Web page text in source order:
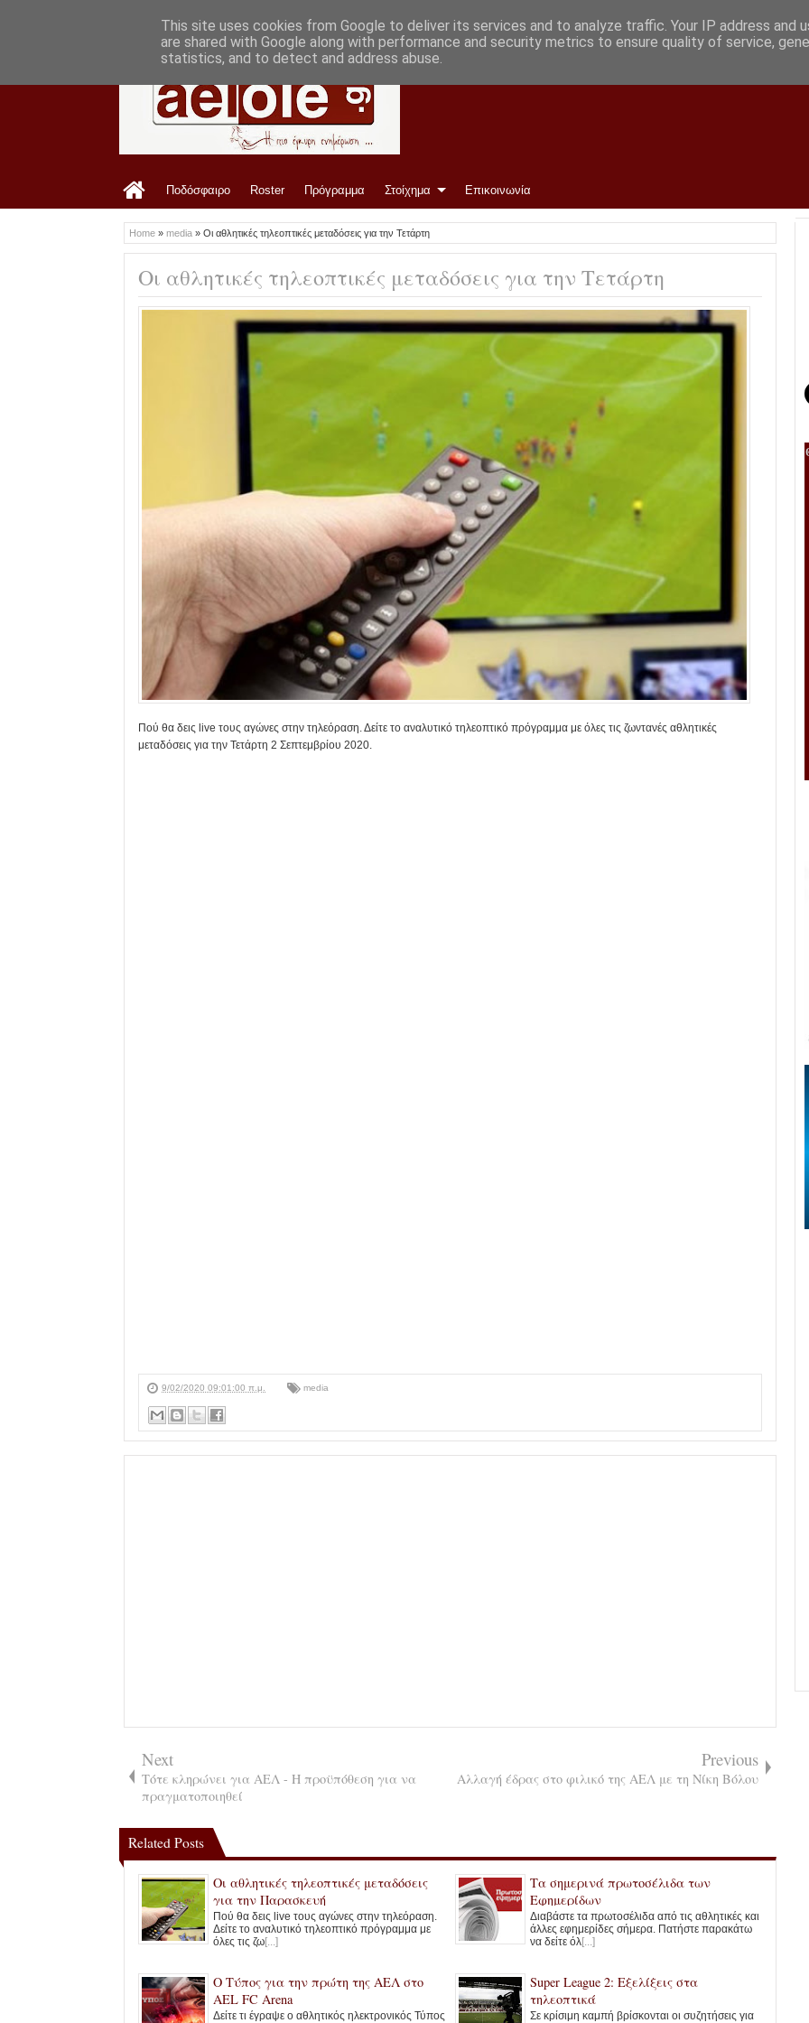
Ποδόσφαιρο Roster Πρόγραμμα Στοίχημα Επικοινωνία
Home » media » Οι αθλητικές τηλεοπτικές μεταδόσεις για την Τετάρτη
Οι αθλητικές τηλεοπτικές μεταδόσεις για την Τετάρτη
Πού θα δεις live τους αγώνες στην τηλεόραση. Δείτε το αναλυτικό τηλεοπτικό πρόγραμμα με όλες τις ζωντανές αθλητικές
μεταδόσεις για την Τετάρτη 2 Σεπτεμβρίου 2020.
9/02/2020 09:01:00 π.μ. media
Next
Τότε κληρώνει για ΑΕΛ - Η προϋπόθεση για να
πραγματοποιηθεί
Previous
Αλλαγή έδρας στο φιλικό της ΑΕΛ με τη Νίκη Βόλου
Related Posts
Οι αθλητικές τηλεοπτικές μεταδόσεις
για την Παρασκευή
Πού θα δεις live τους αγώνες στην τηλεόραση.
Δείτε το αναλυτικό τηλεοπτικό πρόγραμμα με
όλες τις ζω[...]
Τα σημερινά πρωτοσέλιδα των
Εφημερίδων
Διαβάστε τα πρωτοσέλιδα από τις αθλητικές και
άλλες εφημερίδες σήμερα. Πατήστε παρακάτω
να δείτε όλ[...]
Ο Τύπος για την πρώτη της ΑΕΛ στο
AEL FC Arena
Δείτε τι έγραψε ο αθλητικός ηλεκτρονικός Τύπος
Super League 2: Εξελίξεις στα
τηλεοπτικά
Σε κρίσιμη καμπή βρίσκονται οι συζητήσεις για
This site uses cookies from Google to deliver its services and to analyze traffic. Your IP address and
are shared with Google along with performance and security metrics to ensure quality of service,
statistics, and to detect and address abuse.